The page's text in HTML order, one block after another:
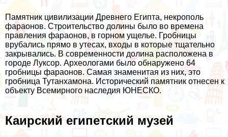
Памятник цивилизации Древнего Египта, некрополь
фараонов. Строительство долины было во времена
правления фараонов, в горном ущелье. Гробницы
врубались прямо в утесах, входы в которые тщательно
закрывались. В современности долина расположена в
городе Луксор. Археологами было обнаружено 64
гробницы фараонов. Самая знаменитая из них, это
гробница Тутанхамона. Исторический памятник отнесен к
объекту Всемирного наследия ЮНЕСКО.
Каирский египетский музей